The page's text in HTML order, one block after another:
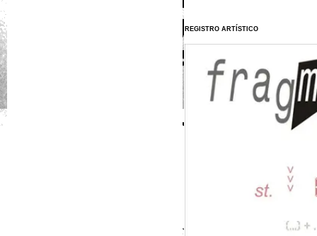
REGISTRO ARTÍSTICO